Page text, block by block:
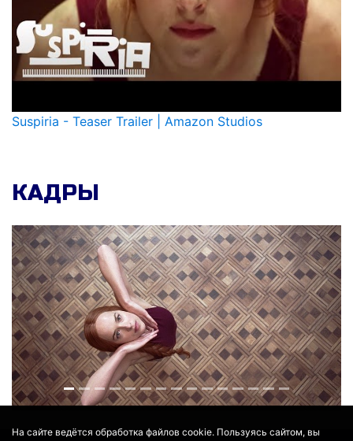
На сайте ведётся обработка файлов cookie. Пользуясь сайтом, вы
Suspiria - Teaser Trailer | Amazon Studios
КАДРЫ